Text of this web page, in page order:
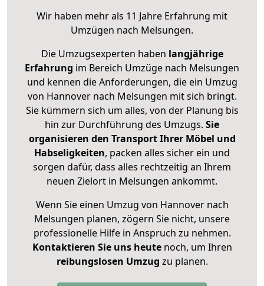
Wir haben mehr als 11 Jahre Erfahrung mit
Umzügen nach Melsungen.
Die Umzugsexperten haben langjährige
Erfahrung im Bereich Umzüge nach Melsungen
und kennen die Anforderungen, die ein Umzug
von Hannover nach Melsungen mit sich bringt.
Sie kümmern sich um alles, von der Planung bis
hin zur Durchführung des Umzugs. Sie
organisieren den Transport Ihrer Möbel und
Habseligkeiten, packen alles sicher ein und
sorgen dafür, dass alles rechtzeitig an Ihrem
neuen Zielort in Melsungen ankommt.
Wenn Sie einen Umzug von Hannover nach
Melsungen planen, zögern Sie nicht, unsere
professionelle Hilfe in Anspruch zu nehmen.
Kontaktieren Sie uns heutenoch, um Ihren
reibungslosen Umzug zu planen.